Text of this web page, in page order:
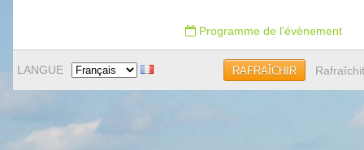
Programme de l'évènement
LANGUE RAFRAÎCHIR